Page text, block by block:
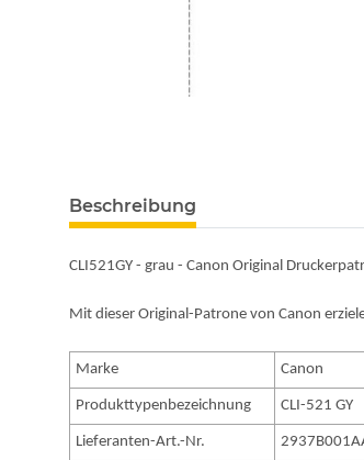
Beschreibung
CLI521GY - grau - Canon Original
Mit dieser Original-Patrone von Canon
Marke Canon
Produkttypenbezeichnung CLI-521 GY
Lieferanten-Art.-Nr.